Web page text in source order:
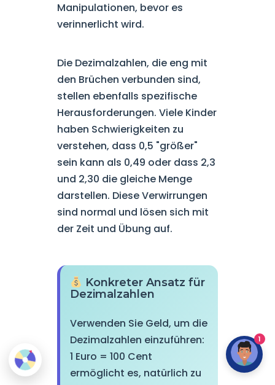
Manipulationen, bevor es
verinnerlicht wird.
Die Dezimalzahlen, die eng mit
den Brüchen verbunden sind,
stellen ebenfalls spezifische
Herausforderungen. Viele Kinder
haben Schwierigkeiten zu
verstehen, dass 0,5 "größer"
sein kann als 0,49 oder dass 2,3
und 2,30 die gleiche Menge
darstellen. Diese Verwirrungen
sind normal und lösen sich mit
der Zeit und Übung auf.
Konkreter Ansatz für
Dezimalzahlen
Verwenden Sie Geld, um die
Dezimalzahlen einzuführen:
1 Euro = 100 Cent
ermöglicht es, natürlich zu
1